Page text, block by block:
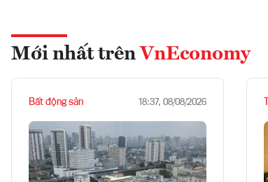
Mới nhất trên VnEconomy
Bất động sản 18:37, 08/08/2026